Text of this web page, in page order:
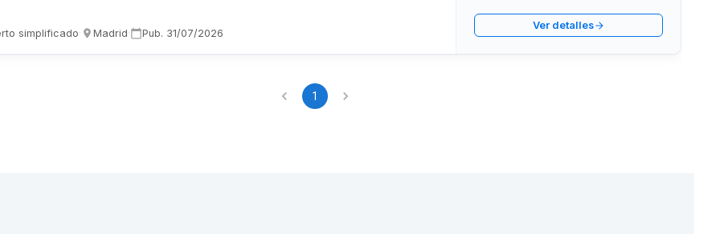
con responsabilidades de coordinación administrativa y técnica durante
simplificado· Madrid· Pub. 31/07/2026
Ver detalles
1